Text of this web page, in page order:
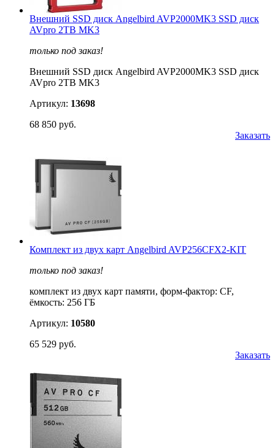
Внешний SSD диск Angelbird AVP2000MK3 SSD диск
AVpro 2TB MK3
только под заказ!
Внешний SSD диск Angelbird AVP2000MK3 SSD диск
AVpro 2TB MK3
Артикул: 13698
68 850 руб.
Заказать
Комплект из двух карт Angelbird AVP256CFX2-KIT
только под заказ!
комплект из двух карт памяти, форм-фактор: CF,
ёмкость: 256 ГБ
Артикул: 10580
65 529 руб.
Заказать